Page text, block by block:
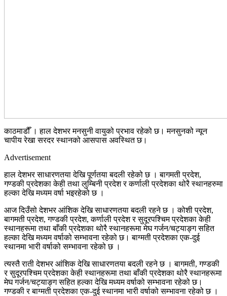
काठमाडौँ । हाल देशभर मनसुनी वायुको प्रभाव रहेको छ। मनसुनको न्यून
चापीय रेखा सरदर स्थानको आसपास अवस्थित छ।
Advertisement
हाल देशभर साधारणतया देखि पूर्णतया बदली रहेको छ । बागमती प्रदेश,
गण्डकी प्रदेशका केही तथा लुम्बिनी प्रदेश र कर्णाली प्रदेशका थोरै स्थानहरुमा
हल्का देखि मध्यम वर्षा भइरहेको छ ।
आज दिउँसो देशभर आंशिक देखि साधारणतया बदली रहने छ । कोशी प्रदेश,
बागमती प्रदेश, गण्डकी प्रदेश, कर्णाली प्रदेश र सुदूरपश्चिम प्रदेशका केही
स्थानहरूमा तथा बाँकी प्रदेशका थोरै स्थानहरूमा मेघ गर्जन/चट्याङ्ग सहित
हल्का देखि मध्यम वर्षाको सम्भावना रहेको छ। बाग्मती प्रदेशका एक-दुई
स्थानमा भारी वर्षाको सम्भावना रहेको छ ।
त्यस्तै राती देशभर आंशिक देखि साधारणतया बदली रहने छ । बागमती, गण्डकी
र सुदूरपश्चिम प्रदेशका केही स्थानहरूमा तथा बाँकी प्रदेशका थोरै स्थानहरूमा
मेघ गर्जन/चट्याङ्ग सहित हल्का देखि मध्यम वर्षाको सम्भावना रहेको छ।
गण्डकी र बाग्मती प्रदेशका एक-दुई स्थानमा भारी वर्षाको सम्भावना रहेको छ ।